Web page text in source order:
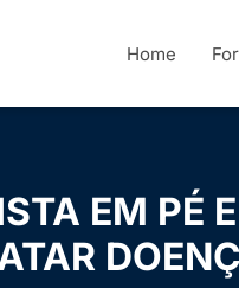
Home
EM PÉ